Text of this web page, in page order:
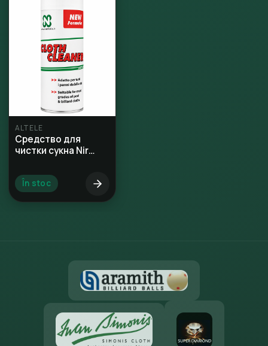
ALTELE
Средство для
чистки сукна Nir
În stoc